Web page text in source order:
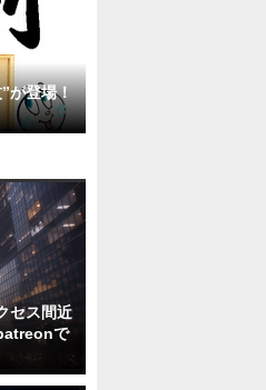
が登場！
セス間近
で